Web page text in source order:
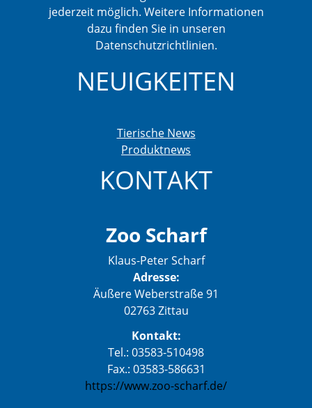
jederzeit möglich. Weitere Informationen
dazu finden Sie in unseren
Datenschutzrichtlinien.
NEUIGKEITEN
Tierische News
Produktnews
KONTAKT
Zoo Scharf
Klaus-Peter Scharf
Adresse:
Äußere Weberstraße 91
02763 Zittau
Kontakt:
Tel.: 03583-510498
Fax.: 03583-586631
https://www.zoo-scharf.de/